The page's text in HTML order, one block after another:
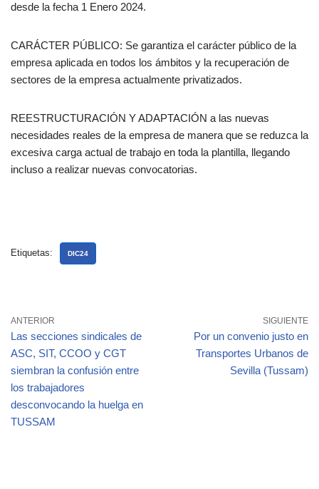
desde la fecha 1 Enero 2024.
CARÁCTER PÚBLICO: Se garantiza el carácter público de la
empresa aplicada en todos los ámbitos y la recuperación de
sectores de la empresa actualmente privatizados.
REESTRUCTURACIÓN Y ADAPTACIÓN a las nuevas
necesidades reales de la empresa de manera que se reduzca la
excesiva carga actual de trabajo en toda la plantilla, llegando
incluso a realizar nuevas convocatorias.
Etiquetas: DIC24
ANTERIOR
Las secciones sindicales de
ASC, SIT, CCOO y CGT
siembran la confusión entre
los trabajadores
desconvocando la huelga en
TUSSAM
SIGUIENTE
Por un convenio justo en
Transportes Urbanos de
Sevilla (Tussam)